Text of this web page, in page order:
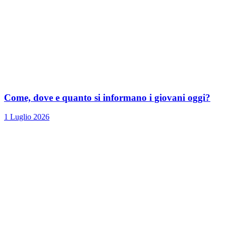
Come, dove e quanto si informano i giovani oggi?
1 Luglio 2026